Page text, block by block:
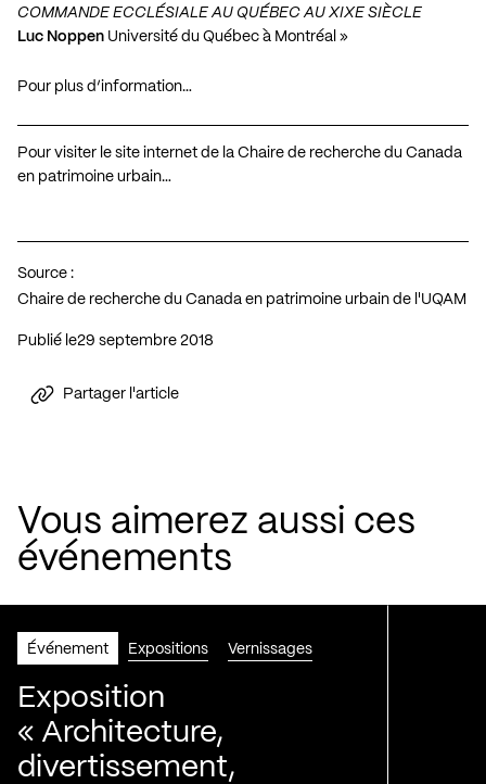
COMMANDE ECCLÉSIALE AU QUÉBEC AU XIXE SIÈCLE
Luc Noppen Université du Québec à Montréal »
Pour plus d’information…
Pour visiter le site internet de la Chaire de recherche du Canada
en patrimoine urbain…
Source :
Chaire de recherche du Canada en patrimoine urbain de l'UQAM
Publié le 29 septembre 2018
Partager l'article
Vous aimerez aussi ces
événements
Événement Expositions Vernissages
Exposition
« Architecture,
divertissement,